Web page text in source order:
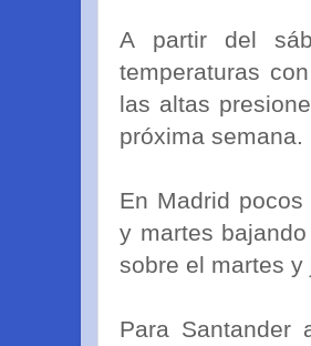
A partir del
temperaturas
las altas
próxima semana.
En Madrid
y martes
sobre el martes
Para Santander